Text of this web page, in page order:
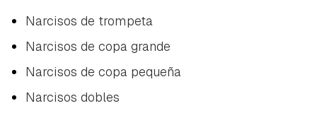
Narcisos de trompeta
Narcisos de copa grande
Narcisos de copa pequeña
Narcisos dobles